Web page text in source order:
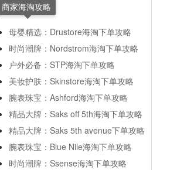
商家海淘攻略
母婴精选：Drustore海淘下单攻略
时尚潮牌：Nordstrom海淘下单攻略
户外必备：STP海淘下单攻略
美妆护肤：Skinstore海淘下单攻略
腕表珠宝：Ashford海淘下单攻略
精品大牌：Saks off 5th海淘下单攻略
精品大牌：Saks 5th avenue下单攻略
腕表珠宝：Blue Nile海淘下单攻略
时尚潮牌：Ssense海淘下单攻略